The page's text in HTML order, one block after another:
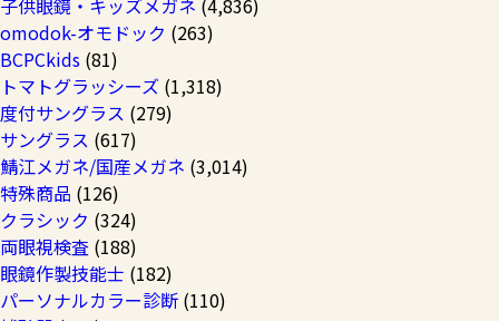
子供眼鏡・キッズメガネ (4,836)
omodok-オモドック (263)
BCPCkids (81)
トマトグラッシーズ (1,318)
度付サングラス (279)
サングラス (617)
鯖江メガネ/国産メガネ (3,014)
特殊商品 (126)
クラシック (324)
両眼視検査 (188)
眼鏡作製技能士 (182)
パーソナルカラー診断 (110)